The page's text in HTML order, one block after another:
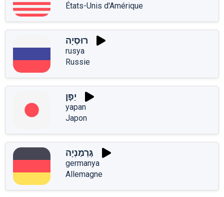
États-Unis d'Amérique
רוּסְיָה
rusya
Russie
יַפָּן
yapan
Japon
גֶּרְמַנְיָה
germanya
Allemagne